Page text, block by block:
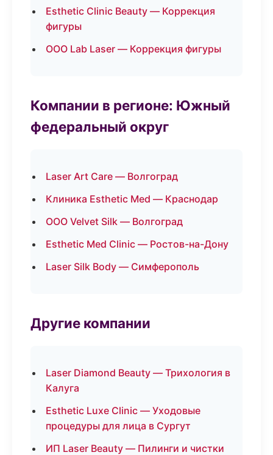
Esthetic Clinic Beauty — Коррекция
фигуры
ООО Lab Laser — Коррекция фигуры
Компании в регионе: Южный
федеральный округ
Laser Art Care — Волгоград
Клиника Esthetic Med — Краснодар
ООО Velvet Silk — Волгоград
Esthetic Med Clinic — Ростов-на-Дону
Laser Silk Body — Симферополь
Другие компании
Laser Diamond Beauty — Трихология в
Калуга
Esthetic Luxe Clinic — Уходовые
процедуры для лица в Сургут
ИП Laser Beauty — Пилинги и чистки